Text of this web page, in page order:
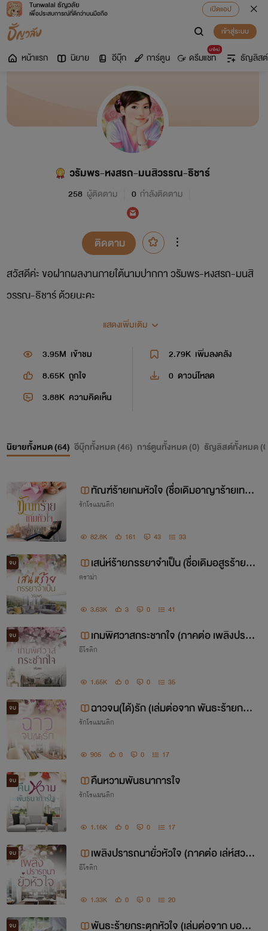
Tunwalai ธัญวลัย
เพื่อประสบการณ์ที่ดีกว่าบนมือถือ
เปิดแอป
เข้าสู่ระบบ
หน้าแรก นิยาย อีบุ๊ก การ์ตูน
มาใหม่
ดรีมแชท ธัญลิสต์
วรัมพร-หงสรถ-มนสิวรรณ-ธิชาร์
258 ผู้ติดตาม 0 กำลังติดตาม
ติดตาม
สวัสดีค่ะ ขอฝากผลงานภายใต้นามปากกา วรัมพร-หงสรถ-มนสิ
วรรณ-ธิชาร์ ด้วยนะคะ
แสดงเพิ่มเติม
3.95M เข้าชม 2.79K เพิ่มลงคลัง
8.65K ถูกใจ 0 ดาวน์โหลด
3.88K ความคิดเห็น
นิยายทั้งหมด (64) อีบุ๊กทั้งหมด (46) การ์ตูนทั้งหมด (0) ธัญลิสต์ทั้งหมด (0
ทัณฑ์ร้ายเกมหัวใจ (ชื่อเดิมอาญาร้ายเทพ
บตุรมาร)
รักโรแมนติก
82.8K 161 43 33
จบ
เสน่ห์ร้ายภรรยาจำเป็น (ชื่อเดิมอสูรร้ายบำ
เรอสวาท)
ดราม่า
3.63K 3 0 41
จบ
เกมพิศวาสกระชากใจ (ภาคต่อ เพลิงปราร
ถนายั่วหัวใจ) e-book
อีโรติก
1.65K 0 0 35
จบ
ฉาวจน(ได้)รัก (เล่มต่อจาก พันธะร้ายกระ
ตุกหัวใจ)
รักโรแมนติก
905 0 0 17
จบ คืนหวามพันธนาการใจ
รักโรแมนติก
1.16K 0 0 17
จบ
เพลิงปรารถนายั่วหัวใจ (ภาคต่อ เล่ห์สวาท
ล่ามหัวใจ) e-book
อีโรติก
1.33K 0 0 20
จบ
พันธะร้ายกระตุกหัวใจ (เล่มต่อจาก บอสร้